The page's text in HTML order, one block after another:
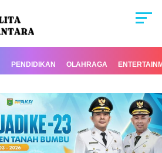
PENDIDIKAN OLAHRAGA